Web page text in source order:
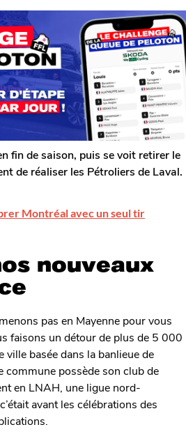
fin de saison, puis se voit retirer le
de réaliser les Pétroliers de Laval.
Montréal avec un seul tir
nouveaux
pas en Mayenne pour vous
faisons un détour de plus de 5 000
ville basée dans la banlieue de
commune possède son club de
en LNAH, une ligue nord-
avant les célébrations des